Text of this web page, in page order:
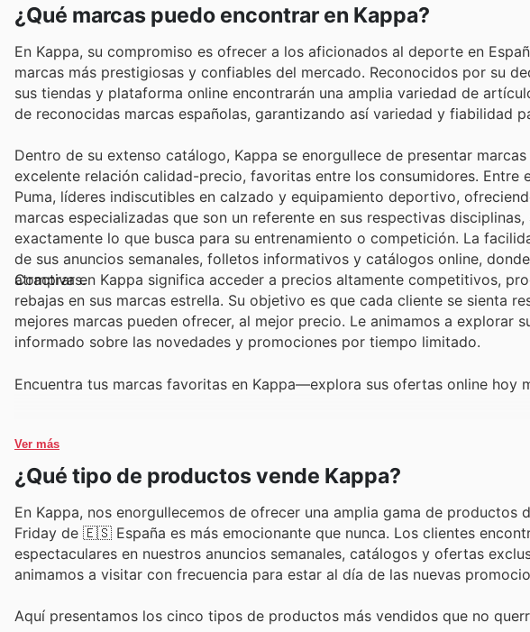
¿Qué marcas puedo encontrar en Kappa?
En Kappa, su compromiso es ofrecer a los aficionados al deporte en
marcas más prestigiosas y confiables del mercado. Reconocidos por su
sus tiendas y plataforma online encontrarán una amplia variedad de
de reconocidas marcas españolas, garantizando así variedad y fiabilidad
Dentro de su extenso catálogo, Kappa se enorgullece de presentar
excelente relación calidad-precio, favoritas entre los consumidores. Entre
Puma, líderes indiscutibles en calzado y equipamiento deportivo,
marcas especializadas que son un referente en sus respectivas
exactamente lo que busca para su entrenamiento o competición. La
de sus anuncios semanales, folletos informativos y catálogos online,
atractivas.
Comprar en Kappa significa acceder a precios altamente competitivos,
rebajas en sus marcas estrella. Su objetivo es que cada cliente se sienta
mejores marcas pueden ofrecer, al mejor precio. Le animamos a explorar
informado sobre las novedades y promociones por tiempo limitado.
Encuentra tus marcas favoritas en Kappa—explora sus ofertas online hoy
Ver más
¿Qué tipo de productos vende Kappa?
En Kappa, nos enorgullecemos de ofrecer una amplia gama de
Friday de 🇪🇸 España es más emocionante que nunca. Los clientes
espectaculares en nuestros anuncios semanales, catálogos y ofertas
animamos a visitar con frecuencia para estar al día de las nuevas
Aquí presentamos los cinco tipos de productos más vendidos que no